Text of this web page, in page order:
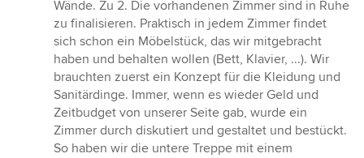
Wände. Zu 2. Die vorhandenen Zimmer sind in Ruhe
zu finalisieren. Praktisch in jedem Zimmer findet
sich schon ein Möbelstück, das wir mitgebracht
haben und behalten wollen (Bett, Klavier, ...). Wir
brauchten zuerst ein Konzept für die Kleidung und
Sanitärdinge. Immer, wenn es wieder Geld und
Zeitbudget von unserer Seite gab, wurde ein
Zimmer durch diskutiert und gestaltet und bestückt.
So haben wir die untere Treppe mit einem